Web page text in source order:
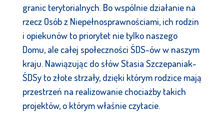
granic terytorialnych. Bo wspólnie działanie na
rzecz Osób z Niepełnosprawnościami, ich rodzin
i opiekunów to priorytet nie tylko naszego
Domu, ale całej społeczności ŚDS-ów w naszym
kraju. Nawiązując do słów Stasia Szczepaniak-
ŚDSy to złote strzały, dzięki którym rodzice mają
przestrzeń na realizowanie chociażby takich
projektów, o którym właśnie czytacie.